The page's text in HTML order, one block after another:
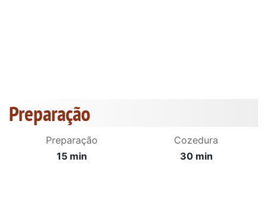
Preparação
Preparação
15 min
Cozedura
30 min